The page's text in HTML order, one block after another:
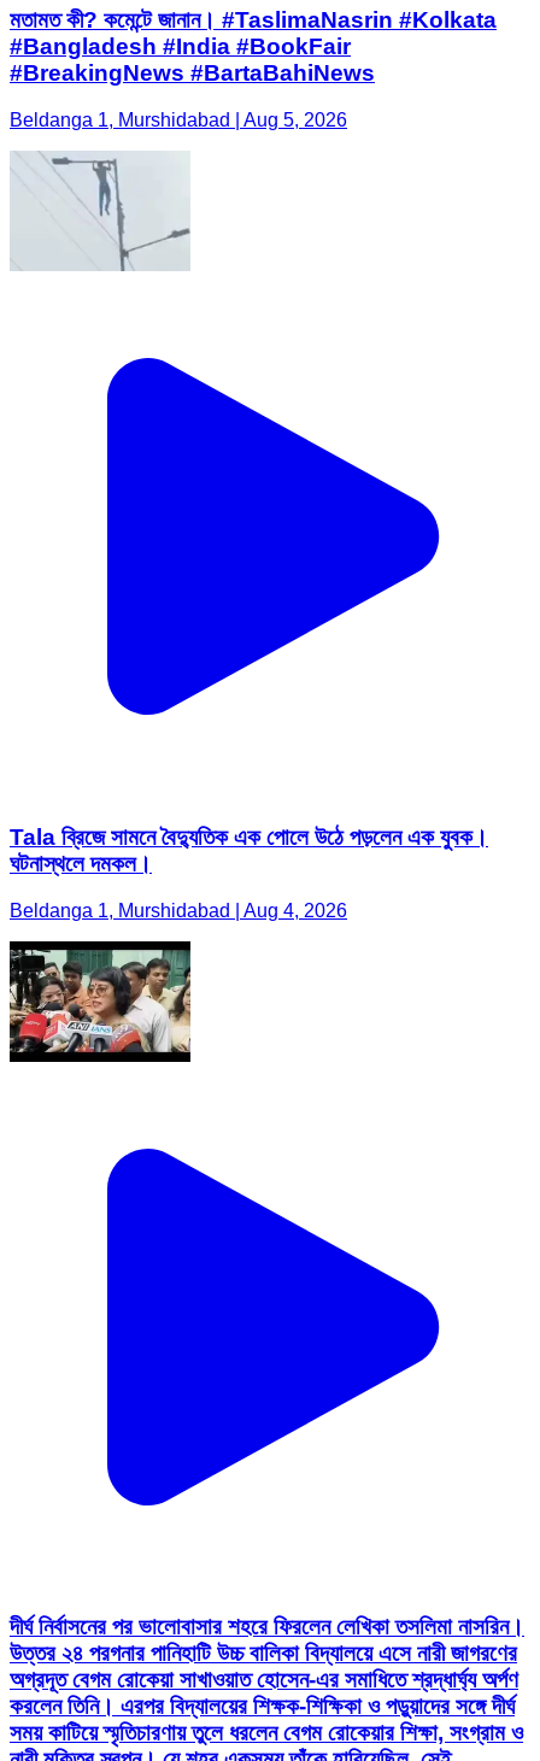
মতামত কী? কমেন্টে জানান। #TaslimaNasrin #Kolkata
#Bangladesh #India #BookFair
#BreakingNews #BartaBahiNews
Beldanga 1, Murshidabad | Aug 5, 2026
Tala ব্রিজে সামনে বৈদ্যুতিক এক পোলে উঠে পড়লেন এক যুবক।
ঘটনাস্থলে দমকল।
Beldanga 1, Murshidabad | Aug 4, 2026
দীর্ঘ নির্বাসনের পর ভালোবাসার শহরে ফিরলেন লেখিকা তসলিমা নাসরিন।
উত্তর ২৪ পরগনার পানিহাটি উচ্চ বালিকা বিদ্যালয়ে এসে নারী জাগরণের
অগ্রদূত বেগম রোকেয়া সাখাওয়াত হোসেন-এর সমাধিতে শ্রদ্ধার্ঘ্য অর্পণ
করলেন তিনি। এরপর বিদ্যালয়ের শিক্ষক-শিক্ষিকা ও পড়ুয়াদের সঙ্গে দীর্ঘ
সময় কাটিয়ে স্মৃতিচারণায় তুলে ধরলেন বেগম রোকেয়ার শিক্ষা, সংগ্রাম ও